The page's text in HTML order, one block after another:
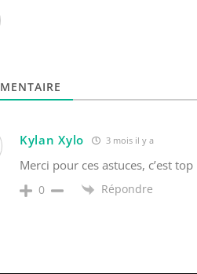
Kylan Xylo 3 mois il y a
Merci pour ces astuces, c’est top
0 Répondre